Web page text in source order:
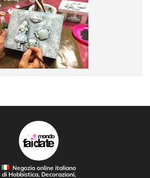
Negozio online italiano
di Hobbistica, Decorazioni,